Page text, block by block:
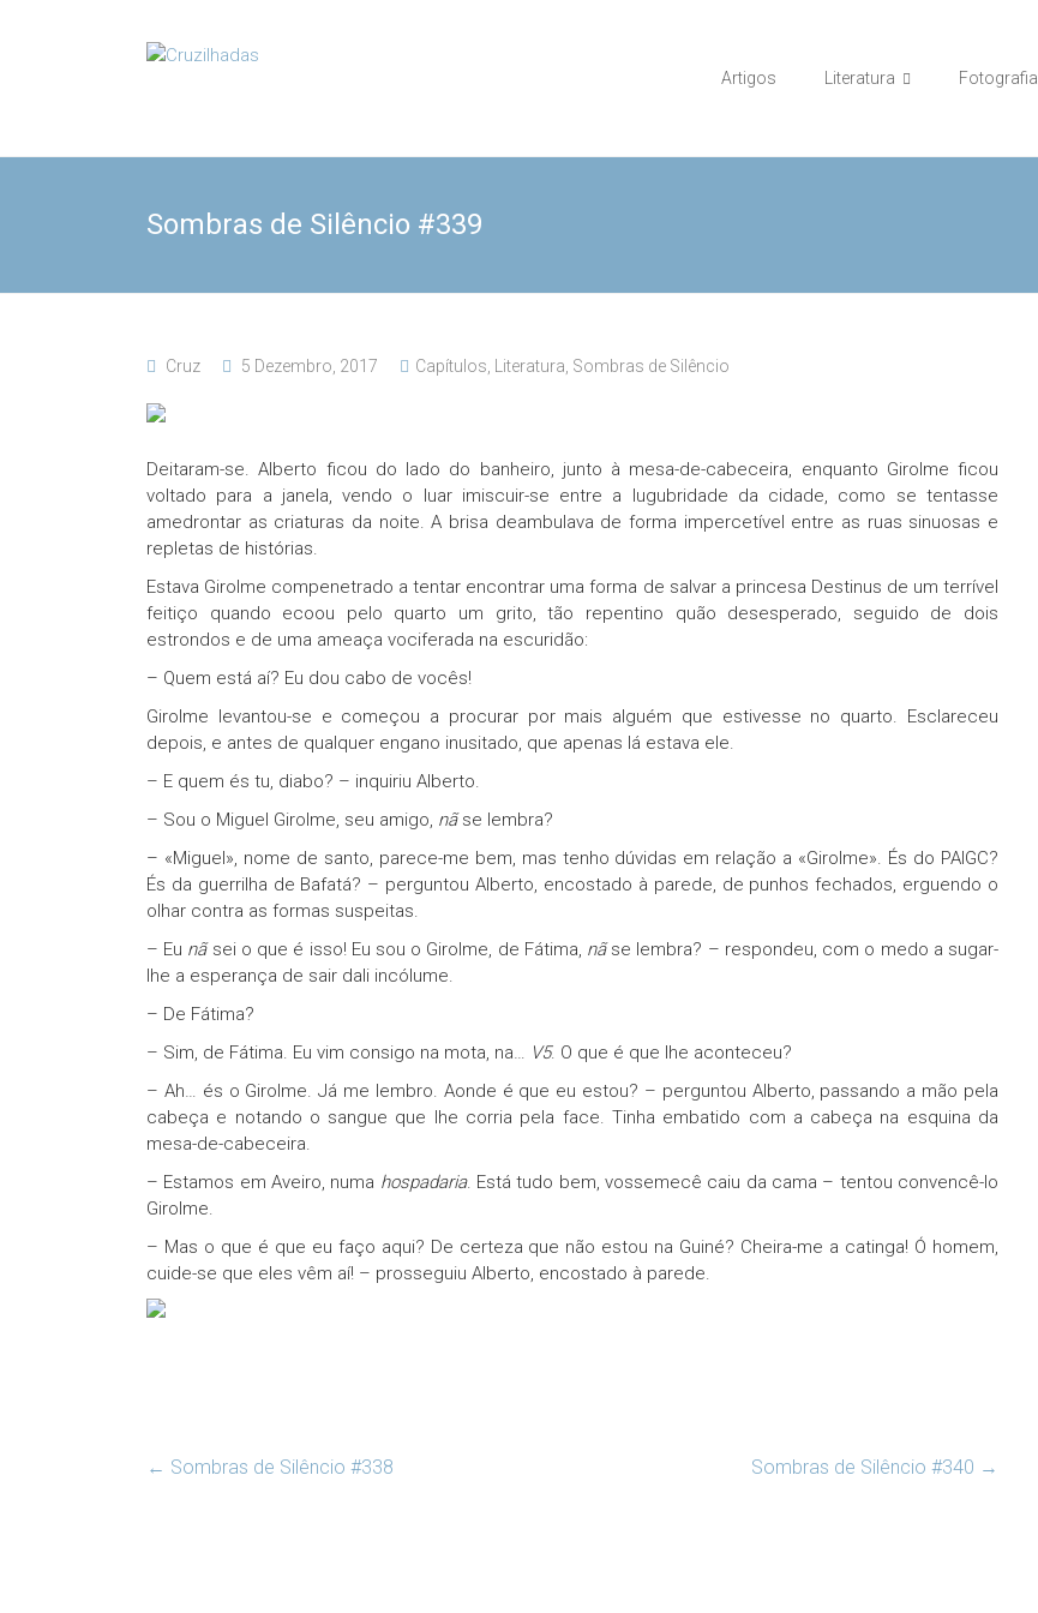
Cruzilhadas Artigos Literatura Fotografia
Sombras de Silêncio #339
Cruz 5 Dezembro, 2017 Capítulos Literatura Sombras de Silêncio
Deitaram-se. Alberto ficou do lado do banheiro, junto à mesa-de-cabeceira, enquanto Girolme ficou
voltado para a janela, vendo o luar imiscuir-se entre a lugubridade da cidade, como se tentasse
amedrontar as criaturas da noite. A brisa deambulava de forma impercetível entre as ruas sinuosas e
repletas de histórias.
Estava Girolme compenetrado a tentar encontrar uma forma de salvar a princesa Destinus de um terrível
feitiço quando ecoou pelo quarto um grito, tão repentino quão desesperado, seguido de dois
estrondos e de uma ameaça vociferada na escuridão:
– Quem está aí? Eu dou cabo de vocês!
Girolme levantou-se e começou a procurar por mais alguém que estivesse no quarto. Esclareceu
depois, e antes de qualquer engano inusitado, que apenas lá estava ele.
– E quem és tu, diabo? – inquiriu Alberto.
– Sou o Miguel Girolme, seu amigo, nãse lembra?
– «Miguel», nome de santo, parece-me bem, mas tenho dúvidas em relação a «Girolme». És do PAIGC?
És da guerrilha de Bafatá? – perguntou Alberto, encostado à parede, de punhos fechados, erguendo o
olhar contra as formas suspeitas.
– Eu nãsei o que é isso! Eu sou o Girolme, de Fátima, nãse lembra? – respondeu, com o medo a sugar-
lhe a esperança de sair dali incólume.
– De Fátima?
– Sim, de Fátima. Eu vim consigo na mota, na… V5. O que é que lhe aconteceu?
– Ah… és o Girolme. Já me lembro. Aonde é que eu estou? – perguntou Alberto, passando a mão pela
cabeça e notando o sangue que lhe corria pela face. Tinha embatido com a cabeça na esquina da
mesa-de-cabeceira.
– Estamos em Aveiro, numa hospadaria. Está tudo bem, vossemecê caiu da cama – tentou convencê-lo
Girolme.
– Mas o que é que eu faço aqui? De certeza que não estou na Guiné? Cheira-me a catinga! Ó homem,
cuide-se que eles vêm aí! – prosseguiu Alberto, encostado à parede.
← Sombras de Silêncio #338 Sombras de Silêncio #340 →